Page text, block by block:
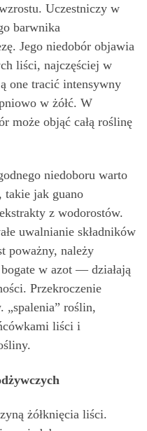
Uczestniczy w
barwnika
Jego niedobór objawia
liści, najczęściej w
one tracić intensywny
w żółć. W
może objąć całą roślinę
niedoboru warto
takie jak guano
z wodorostów.
uwalnianie składników
poważny, należy
w azot — działają
Przekroczenie
„spalenia” roślin,
liści i
żółknięcia liści.